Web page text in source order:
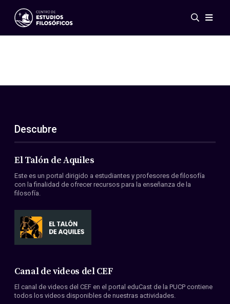
Eventos
ES
EN
Acerca de nosotros
Miembros
Convenios
Descubre
El Talón de Aquiles
Este es un portal dirigido a estudiantes y profesores de filosofía
con la finalidad de ofrecer recursos para la enseñanza de la
filosofía.
Canal de videos del CEF
El canal de videos del CEF en el portal eduCast de la PUCP contiene
todos los videos disponibles de nuestras actividades.